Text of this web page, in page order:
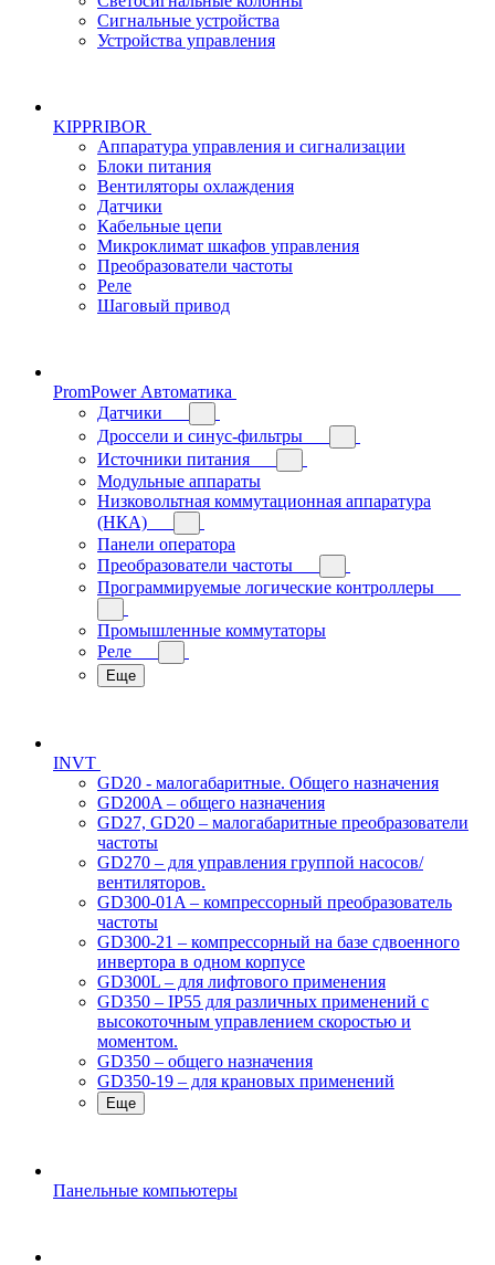
Сигнальные устройства
Устройства управления
KIPPRIBOR
Аппаратура управления и сигнализации
Блоки питания
Вентиляторы охлаждения
Датчики
Кабельные цепи
Микроклимат шкафов управления
Преобразователи частоты
Реле
Шаговый привод
PromPower Автоматика
Датчики
Дроссели и синус-фильтры
Источники питания
Модульные аппараты
Низковольтная коммутационная аппаратура
(НКА)
Панели оператора
Преобразователи частоты
Программируемые логические контроллеры
Промышленные коммутаторы
Реле
Еще
INVT
GD20 - малогабаритные. Общего назначения
GD200A – общего назначения
GD27, GD20 – малогабаритные преобразователи
частоты
GD270 – для управления группой насосов/
вентиляторов.
GD300-01A – компрессорный преобразователь
частоты
GD300-21 – компрессорный на базе сдвоенного
инвертора в одном корпусе
GD300L – для лифтового применения
GD350 – IP55 для различных применений с
высокоточным управлением скоростью и
моментом.
GD350 – общего назначения
GD350-19 – для крановых применений
Еще
Панельные компьютеры